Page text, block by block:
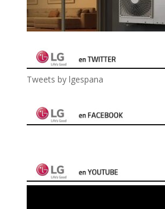
Tweets by lgespana